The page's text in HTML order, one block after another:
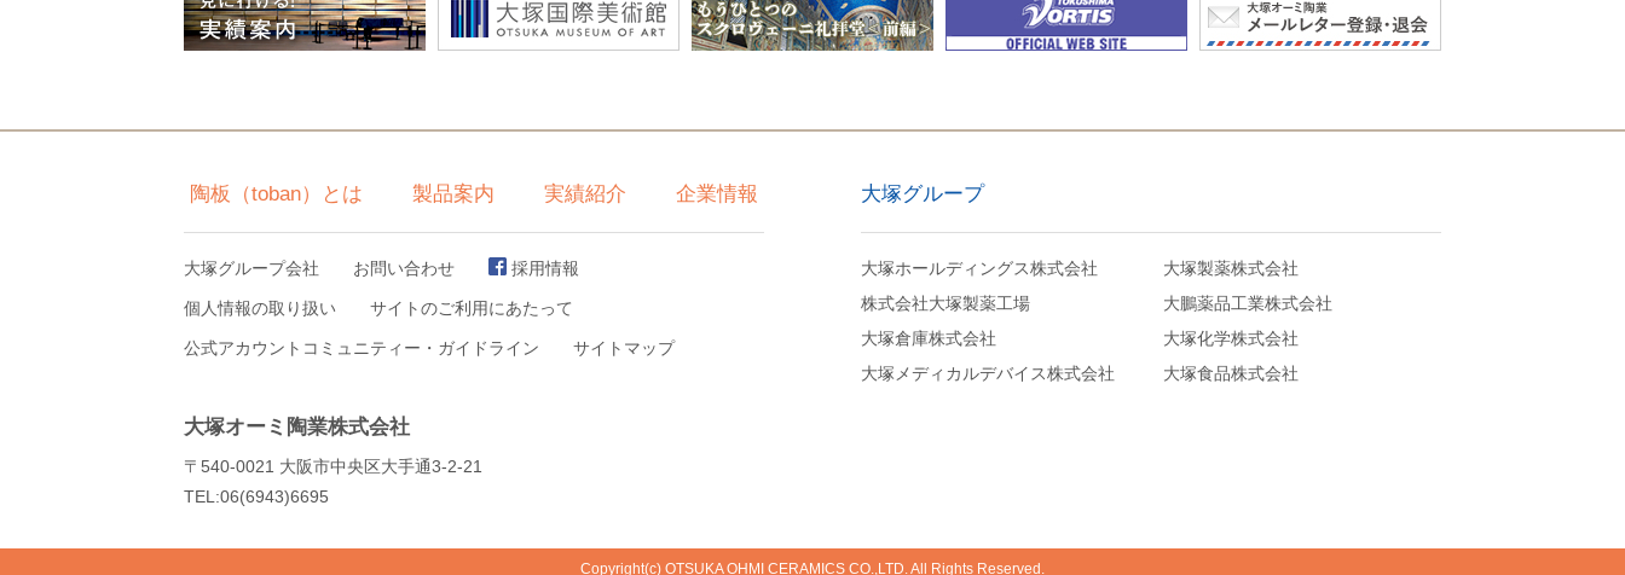
陶板（toban）とは 製品案内 実績紹介 企業情報
大塚グループ会社 お問い合わせ 採用情報
個人情報の取り扱い サイトのご利用にあたって
公式アカウントコミュニティー・ガイドライン サイトマップ
大塚グループ
大塚ホールディングス株式会社
大塚製薬株式会社
株式会社大塚製薬工場
大鵬薬品工業株式会社
大塚倉庫株式会社
大塚化学株式会社
大塚メディカルデバイス株式会社
大塚食品株式会社
大塚オーミ陶業株式会社
〒540-0021 大阪市中央区大手通3-2-21
TEL:06(6943)6695
Copyright(c) OTSUKA OHMI CERAMICS CO.,LTD. All Rights Reserved.